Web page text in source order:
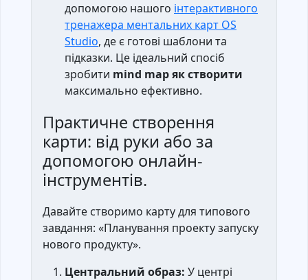
допомогою нашого інтерактивного
тренажера ментальних карт OS
Studio, де є готові шаблони та
підказки. Це ідеальний спосіб
зробити mind map як створити
максимально ефективно.
Практичне створення
карти: від руки або за
допомогою онлайн-
інструментів.
Давайте створимо карту для типового
завдання: «Планування проекту запуску
нового продукту».
Центральний образ: У центрі